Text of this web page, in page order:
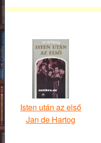
Isten után az első
Jan de Hartog